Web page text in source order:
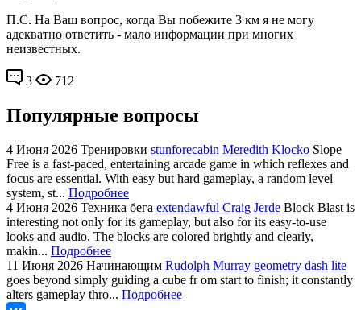
П.С. На Ваш вопрос, когда Вы побежите 3 км я не могу
адекватно ответить - мало информации при многих
неизвестных.
3 712
Популярные вопросы
4 Июня 2026 Тренировки stunforecabin Meredith Klocko Slope
Free is a fast-paced, entertaining arcade game in which reflexes and
focus are essential. With easy but hard gameplay, a random level
system, st... Подробнее
4 Июня 2026 Техника бега extendawful Craig Jerde Block Blast is
interesting not only for its gameplay, but also for its easy-to-use
looks and audio. The blocks are colored brightly and clearly,
makin... Подробнее
11 Июня 2026 Начинающим Rudolph Murray geometry dash lite
goes beyond simply guiding a cube fr om start to finish; it constantly
alters gameplay thro... Подробнее